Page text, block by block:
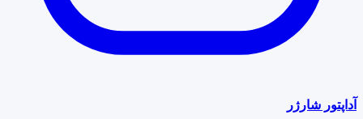
آداپتور شارژر